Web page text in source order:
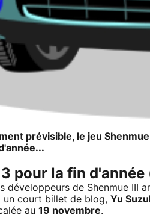
prévisible, le jeu
pour la fin
développeurs de Shenmue III
un court billet de blog, Yu
au 19 novembre.